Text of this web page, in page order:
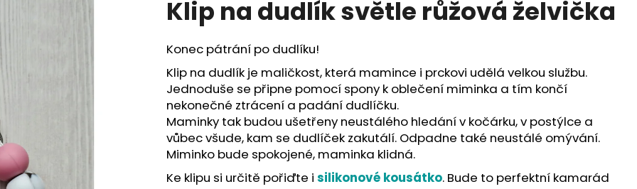
je
z
5
hvězdiček.
Klip na dudlík světle růžová želvička
Konec pátrání po dudlíku!
Klip na dudlík je maličkost, která mamince i prckovi udělá velkou službu.
Jednoduše se připne pomocí spony k oblečení miminka a tím končí
nekonečné ztrácení a padání dudlíčku.
Maminky tak budou ušetřeny neustálého hledání v kočárku, v postýlce a
vůbec všude, kam se dudlíček zakutálí. Odpadne také neustálé omývání.
Miminko bude spokojené, maminka klidná.
Ke klipu si určitě pořiďte i silikonové kousátko. Bude to perfektní kamarád
HLEDAT